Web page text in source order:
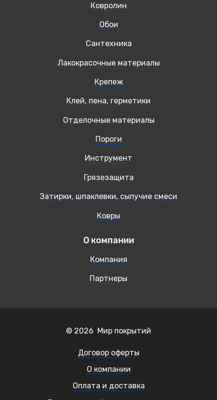
Ковролин
Обои
Сантехника
Лакокрасочные материалы
Крепеж
Клей, пена, герметики
Отделочные материалы
Пороги
Инструмент
Грязезащита
Затирки, шпаклевки, сыпучие смеси
Ковры
О компании
Компания
Партнеры
© 2026 Мир покрытий
Договор оферты
О компании
Оплата и доставка